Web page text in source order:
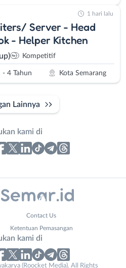
Server - Head
- Helper Kitchen
Kompetitif
- 4 Tahun Kota Semarang
1 hari lalu
Lainnya
kami di
Contact Us
Ketentuan Pemasangan
kami di
(Roocket Media). All Rights